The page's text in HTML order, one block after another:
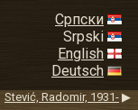
Српски
Srpski
English
Deutsch
Stević, Radomir, 1931- ▶